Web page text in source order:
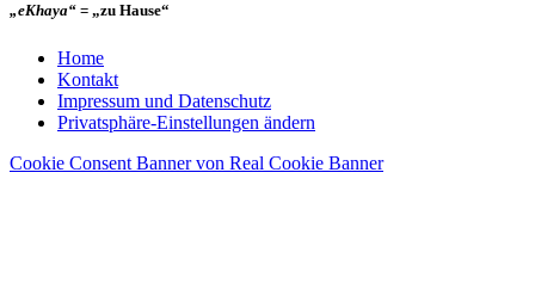
„eKhaya“ = „zu Hause“
Home
Kontakt
Impressum und Datenschutz
Privatsphäre-Einstellungen ändern
Cookie Consent Banner von Real Cookie Banner